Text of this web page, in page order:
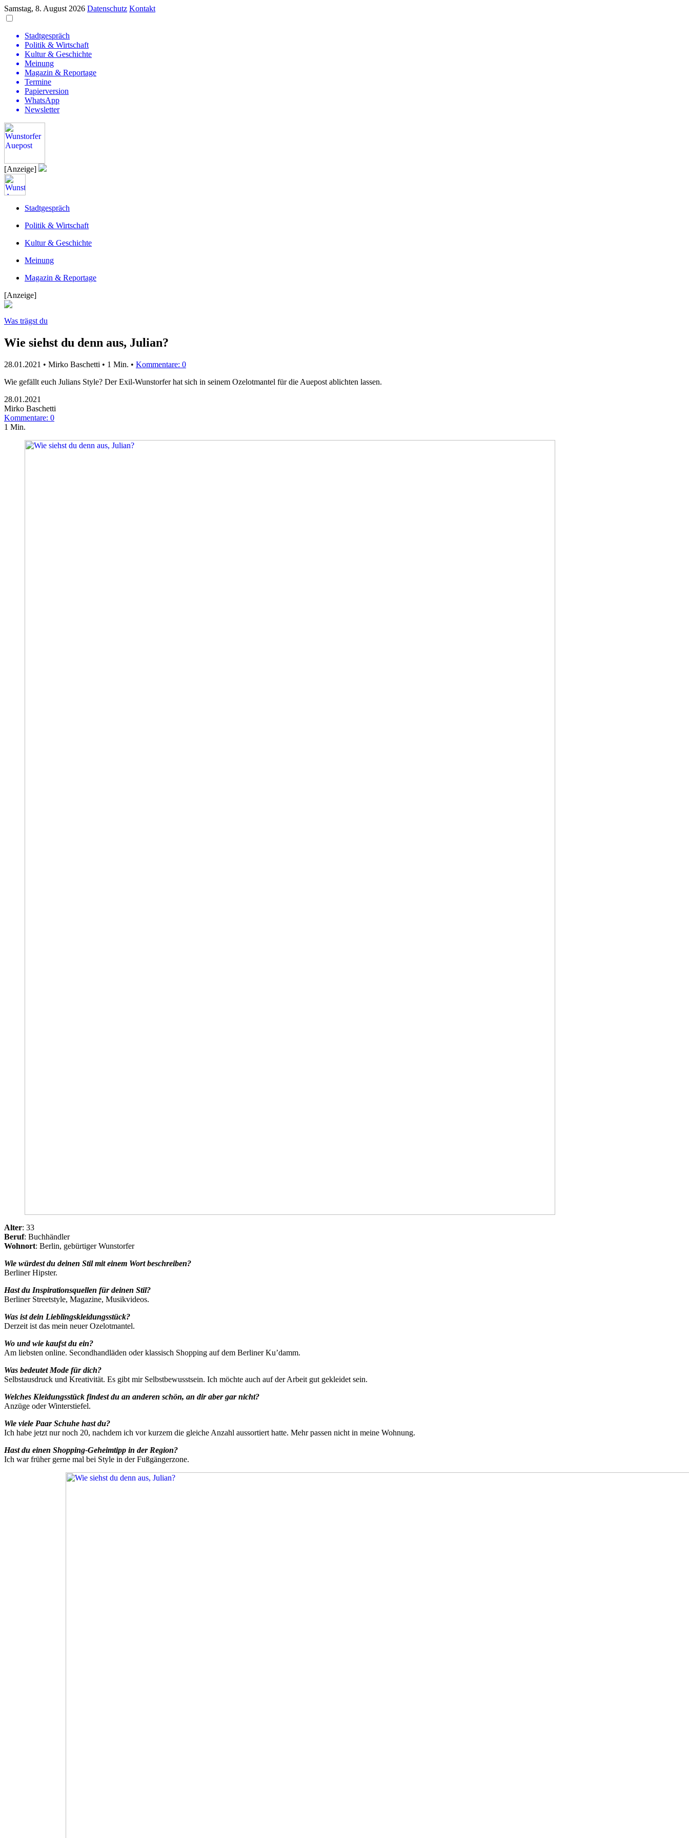
Samstag, 8. August 2026 Datenschutz Kontakt
Stadtgespräch
Politik & Wirtschaft
Kultur & Geschichte
Meinung
Magazin & Reportage
Termine
Papierversion
WhatsApp
Newsletter
[Anzeige]
Stadtgespräch
Politik & Wirtschaft
Kultur & Geschichte
Meinung
Magazin & Reportage
[Anzeige]
Was trägst du
Wie siehst du denn aus, Julian?
28.01.2021 • Mirko Baschetti • 1 Min. • Kommentare: 0
Wie gefällt euch Julians Style? Der Exil-Wunstorfer hat sich in seinem Ozelotmantel für die Auepost ablichten lassen.
28.01.2021
Mirko Baschetti
Kommentare: 0
1 Min.
Alter: 33
Beruf: Buchhändler
Wohnort: Berlin, gebürtiger Wunstorfer
Wie würdest du deinen Stil mit einem Wort beschreiben?
Berliner Hipster.
Hast du Inspirationsquellen für deinen Stil?
Berliner Streetstyle, Magazine, Musikvideos.
Was ist dein Lieblingskleidungsstück?
Derzeit ist das mein neuer Ozelotmantel.
Wo und wie kaufst du ein?
Am liebsten online. Secondhandläden oder klassisch Shopping auf dem Berliner Ku’damm.
Was bedeutet Mode für dich?
Selbstausdruck und Kreativität. Es gibt mir Selbstbewusstsein. Ich möchte auch auf der Arbeit gut gekleidet sein.
Welches Kleidungsstück findest du an anderen schön, an dir aber gar nicht?
Anzüge oder Winterstiefel.
Wie viele Paar Schuhe hast du?
Ich habe jetzt nur noch 20, nachdem ich vor kurzem die gleiche Anzahl aussortiert hatte. Mehr passen nicht in meine Wohnung.
Hast du einen Shopping-Geheimtipp in der Region?
Ich war früher gerne mal bei Style in der Fußgängerzone.